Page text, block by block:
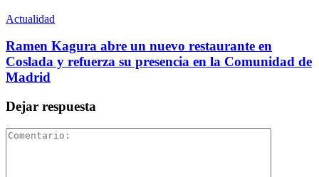
Actualidad
Ramen Kagura abre un nuevo restaurante en
Coslada y refuerza su presencia en la Comunidad de
Madrid
Dejar respuesta